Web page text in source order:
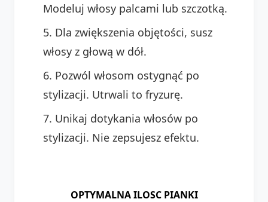
Modeluj włosy palcami lub szczotką.
Dla zwiększenia objętości, susz
włosy z głową w dół.
Pozwól włosom ostygnąć po
stylizacji. Utrwali to fryzurę.
Unikaj dotykania włosów po
stylizacji. Nie zepsujesz efektu.
OPTYMALNA ILOSC PIANKI